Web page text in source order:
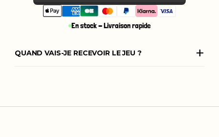
En stock - Livraison rapide
QUAND VAIS-JE RECEVOIR LE JEU ? +